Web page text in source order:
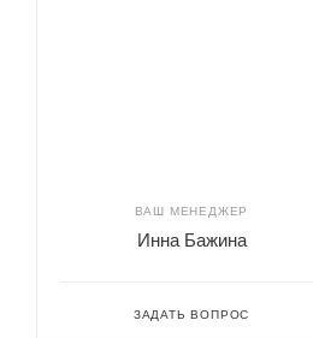
ВАШ МЕНЕДЖЕР
Инна Бажина
ЗАДАТЬ ВОПРОС